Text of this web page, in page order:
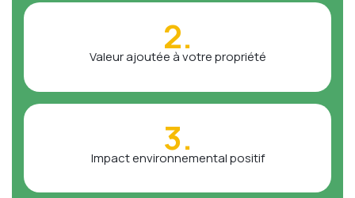
2.
Valeur ajoutée à votre propriété
3.
Impact environnemental positif